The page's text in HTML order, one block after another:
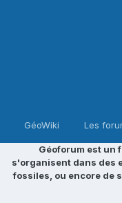
GéoWiki Les
Géoforum est un
s'organisent dans des
fossiles, ou encore de